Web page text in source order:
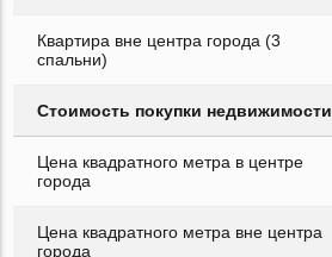
Квартира вне центра города (3
спальни)
Стоимость покупки недвижимости
Цена квадратного метра в центре
города
Цена квадратного метра вне центра
города